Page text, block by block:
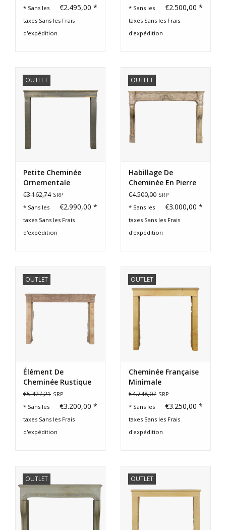
€2.495,00 *
* Sans les
taxes Sans les Frais
d'expédition
€2.500,00 *
* Sans les
taxes Sans les Frais
d'expédition
OUTLET
Petite Cheminée
Ornementale
Élégante
€3.162,74 SRP
€2.990,00 *
* Sans les
taxes Sans les Frais
d'expédition
OUTLET
Habillage De
Cheminée En Pierre
Calcaire Pour Petit
€4.500,00 SRP
€3.000,00 *
* Sans les
taxes Sans les Frais
d'expédition
OUTLET
Élément De
Cheminée Rustique
En Pierre Du 18Ème
€5.427,21 SRP
€3.200,00 *
* Sans les
taxes Sans les Frais
d'expédition
OUTLET
Cheminée Française
Minimale
€4.748,07 SRP
€3.250,00 *
* Sans les
taxes Sans les Frais
d'expédition
OUTLET OUTLET